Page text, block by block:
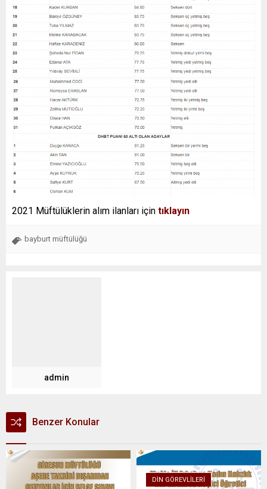
2021 Müftülüklerin alım ilanları için tıklayın
bayburt müftülüğü
admin
Benzer Konular
DIN GÖREVLILERI